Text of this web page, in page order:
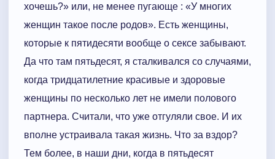
хочешь?» или, не менее пугающе : «У многих
женщин такое после родов». Есть женщины,
которые к пятидесяти вообще о сексе забывают.
Да что там пятьдесят, я сталкивался со случаями,
когда тридцатилетние красивые и здоровые
женщины по несколько лет не имели полового
партнера. Считали, что уже отгуляли свое. И их
вполне устраивала такая жизнь. Что за вздор?
Тем более, в наши дни, когда в пятьдесят